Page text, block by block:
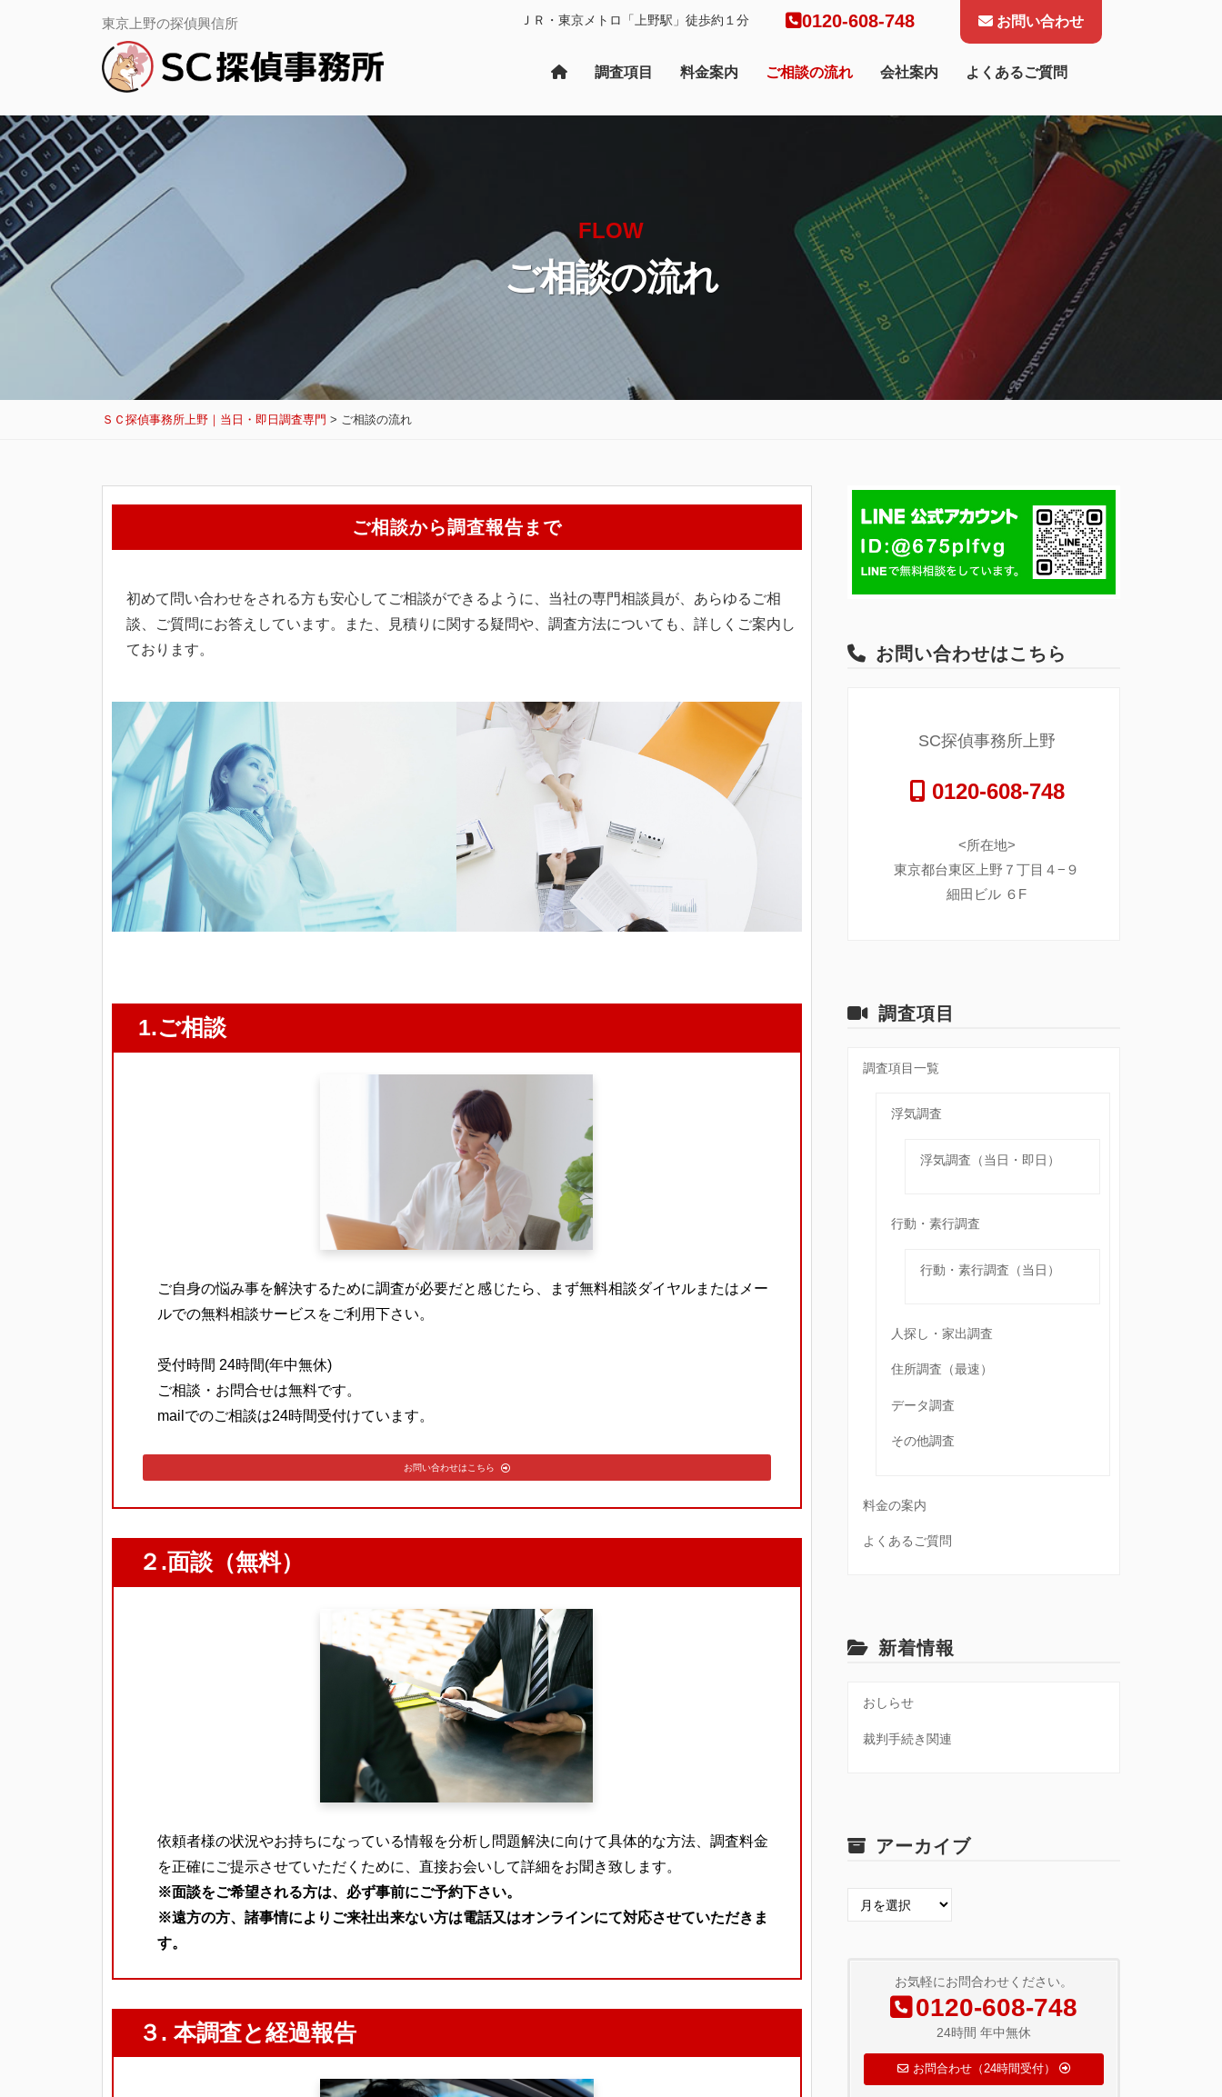
ツ
へ
ス
キ
ッ
プ
Ｓ
Ｃ
探
偵
事
所
上
野
｜
日・
調
東京上野の探偵興信所 ＪＲ・東京メトロ「上野駅」徒歩約１分 0120-608-748 お問い合わせ
調査項目 料金案内 ご相談の流れ 会社案内 よくあるご質問
FLOW
ご相談の流れ
ＳＣ探偵事務所上野｜当日・即日調査専門 > ご相談の流れ
ご
2025
月
i3t_admin
ご相談から調査報告まで
初めて問い合わせをされる方も安心してご相談ができるように、当社の専門相談員が、あらゆるご相
談、ご質問にお答えしています。また、見積りに関する疑問や、調査方法についても、詳しくご案内し
ております。
1.ご相談
ご自身の悩み事を解決するために調査が必要だと感じたら、まず無料相談ダイヤルまたはメー
ルでの無料相談サービスをご利用下さい。
受付時間 24時間(年中無休)
ご相談・お問合せは無料です。
mailでのご相談は24時間受付けています。
お問い合わせはこちら
２.面談（無料）
依頼者様の状況やお持ちになっている情報を分析し問題解決に向けて具体的な方法、調査料金
を正確にご提示させていただくために、直接お会いして詳細をお聞き致します。
※面談をご希望される方は、必ず事前にご予約下さい。
※遠方の方、諸事情によりご来社出来ない方は電話又はオンラインにて対応させていただきま
す。
３. 本調査と経過報告
お問い合わせはこちら
SC探偵事務所上野
0120-608-748
<所在地>
東京都台東区上野７丁目４−９
細田ビル ６F
調査項目
調査項目一覧
浮気調査
浮気調査（当日・即日）
行動・素行調査
行動・素行調査（当日）
人探し・家出調査
住所調査（最速）
データ調査
その他調査
料金の案内
よくあるご質問
新着情報
おしらせ
裁判手続き関連
アーカイブ
ア
お気軽にお問合わせください。
0120-608-748
24時間 年中無休
お問合わせ（24時間受付）
所
野
｜
当
即
日
調
査